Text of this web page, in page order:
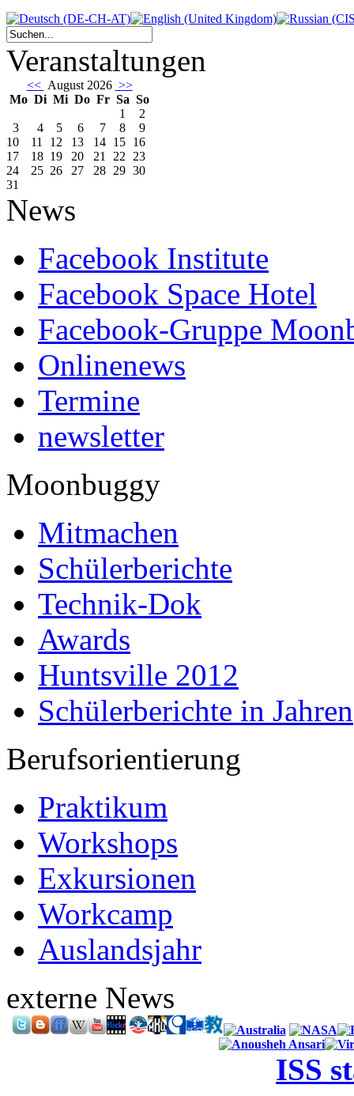
Veranstaltungen
<< August 2026 >>
Mo Di Mi Do Fr Sa So
1
2
3
4 5 6 7 8
9
10
11 12 13 14 15 16
17
18 19 20 21 22 23
24
25 26 27 28 29 30
31
News
Facebook Institute
Facebook Space Hotel
Facebook-Gruppe
Onlinenews
Termine
newsletter
Moonbuggy
Mitmachen
Schülerberichte
Technik-Dok
Awards
Huntsville 2012
Schülerberichte in Jahren
Berufsorientierung
Praktikum
Workshops
Exkursionen
Workcamp
Auslandsjahr
externe News
ISS